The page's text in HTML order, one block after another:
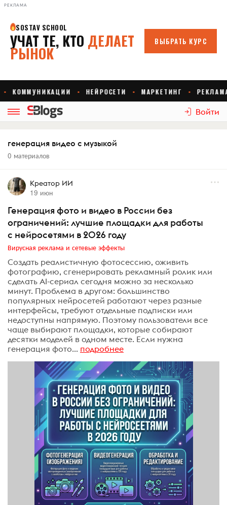
РЕКЛАМА
Войти
генерация видео с музыкой
0 материалов
Креатор ИИ
19 июн
Генерация фото и видео в России без
ограничений: лучшие площадки для работы
с нейросетями в 2026 году
Вирусная реклама и сетевые эффекты
Создать реалистичную фотосессию, оживить
фотографию, сгенерировать рекламный ролик или
сделать AI-сериал сегодня можно за несколько
минут. Проблема в другом: большинство
популярных нейросетей работают через разные
интерфейсы, требуют отдельные подписки или
недоступны напрямую. Поэтому пользователи все
чаще выбирают площадки, которые собирают
десятки моделей в одном месте. Если нужна
генерация фото... подробнее